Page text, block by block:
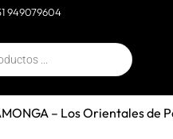
949079604
– Los Orientales de